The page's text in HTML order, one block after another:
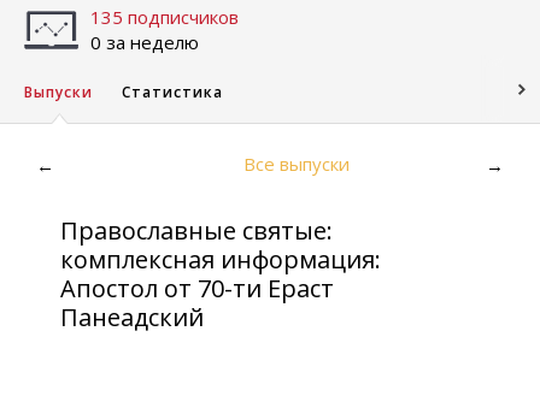
135 подписчиков
0 за неделю
Выпуски Статистика
← Все выпуски →
Православные святые:
комплексная информация:
Апостол от 70-ти Ераст
Панеадский